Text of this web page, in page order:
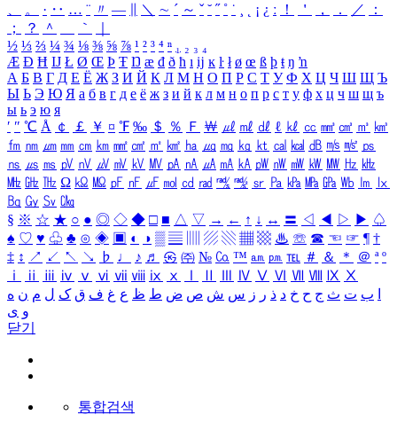
、
。 · ‥ … ¨ 〃 ― ＼ ∼ ´ ～ ˇ ˘ ˝ ˚ ˙ ¸ ¡ ¿ ː ！ ＇ ， ． ／
：
；
？ ＾ ｀
½ ⅓ ⅔ ¼ ¾ ⅛ ⅜ ⅝ ⅞ ¹ ² ³ ⁴ ⁿ ₁ ₂ ₃ ₄
Æ Ð Ħ Ĳ Ł Ø Œ Þ Ŧ Ŋ æ đ ð ħ ı ĳ ĸ ŀ ł ø œ ß þ ŧ ŋ ŉ
А Б В Г Д Е Ё Ж З И Й К Л М Н О П Р С Т У Ф Х Ц Ч Ш Щ Ъ
Ы Ь Э Ю Я а б в г д е ё ж з и й к л м н о п р с т у ф х ц ч ш щ ъ
ы ь э ю я
′ ″ ℃ Å ￠ ￡ ￥ ¤ ℉ ‰ ＄ ％ Ｆ ￦ ㎕ ㎖ ㎗ ℓ ㎘ ㏄ ㎣ ㎤ ㎥ ㎦
㎙ ㎚ ㎛ ㎜ ㎝ ㎞ ㎟ ㎠ ㎡ ㎢ ㏊ ㎍ ㎎ ㎏ ㏏ ㎈ ㎉ ㏈ ㎧ ㎨ ㎰
㎱ ㎲ ㎳ ㎴ ㎵ ㎶ ㎷ ㎸ ㎹ ㎀ ㎁ ㎂ ㎃ ㎄ ㎺ ㎻ ㎽ ㎾ ㎿ ㎐ ㎑
㎒ ㎓ ㎔ Ω ㏀ ㏁ ㎊ ㎋ ㎌ ㏖ ㏅ ㎭ ㎮ ㎯ ㏛ ㎩ ㎪ ㎫ ㎬ ㏝ ㏐
㏓
㏃ ㏉ ㏜ ㏆
§ ※ ☆ ★ ○ ● ◎ ◇ ◆ □ ■ △ ▽ → ← ↑ ↓ ↔ 〓 ◁ ◀ ▷ ▶ ♤
♠ ♡ ♥ ♧ ♣ ⊙ ◈ ▣ ◐ ◑ ▒ ▤ ▨ ▧ ▦ ▩ ♨ ☏ ☎ ☜ ☞ ¶ †
‡ ↕ ↗ ↙ ↖ ↘ ♭ ♩ ♪ ♬ ㉿ ㈜ № ㏇ ™ ㏂ ㏘ ℡ ＃ ＆ ＊ ＠ ª º
ⅰ
ⅱ ⅲ ⅳ ⅴ ⅵ ⅶ ⅷ ⅸ ⅹ Ⅳ Ⅴ Ⅵ Ⅶ Ⅷ Ⅸ Ⅹ
ب ت ث ج ح خ د ذ ر ز س ش ص ض ط ظ ع غ ف ق ک ل م ن ه
و ی
닫기
통합검색